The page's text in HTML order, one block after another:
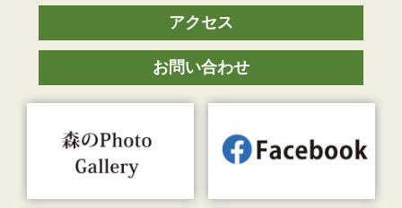
アクセス
お問い合わせ